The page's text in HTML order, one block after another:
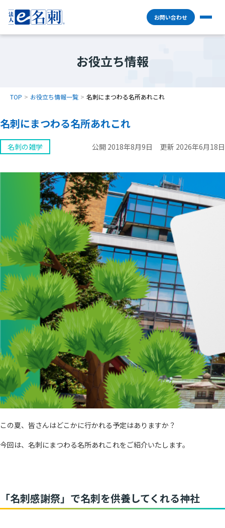
お問い合わせ
お役立ち情報
TOP お役立ち情報一覧 名刺にまつわる名所あれこれ
名刺にまつわる名所あれこれ
名刺の雑学 公開 2018年8月9日 更新 2026年6月18日
この夏、皆さんはどこかに行かれる予定はありますか？
今回は、名刺にまつわる名所あれこれをご紹介いたします。
「名刺感謝祭」で名刺を供養してくれる神社